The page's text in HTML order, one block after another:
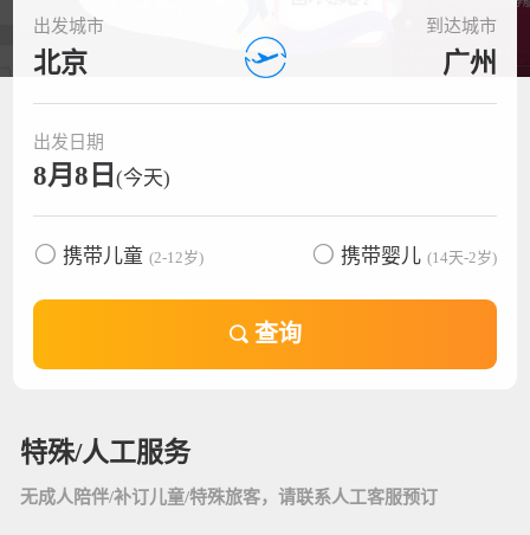
出发城市
北京
到达城市
广州
出发日期
8月8日 (今天)
携带儿童 (2-12岁) 携带婴儿 (14天-2岁)
查询
特殊/人工服务
无成人陪伴/补订儿童/特殊旅客，请联系人工客服预订